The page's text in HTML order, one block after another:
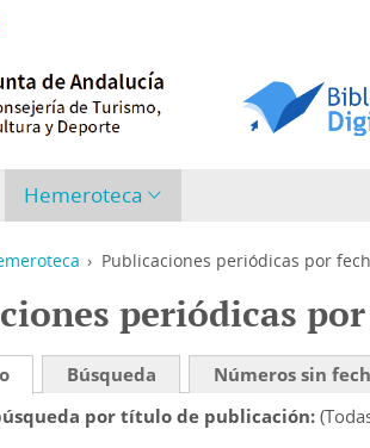
Hemeroteca
› Publicaciones periódicas por
periódicas
Búsqueda
Números sin
por título de publicación